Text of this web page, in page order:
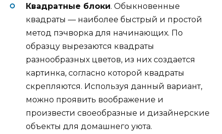
Квадратные блоки. Обыкновенные
квадраты — наиболее быстрый и простой
метод пэчворка для начинающих. По
образцу вырезаются квадраты
разнообразных цветов, из них создается
картинка, согласно которой квадраты
скрепляются. Используя данный вариант,
можно проявить воображение и
произвести своеобразные и дизайнерские
объекты для домашнего уюта.